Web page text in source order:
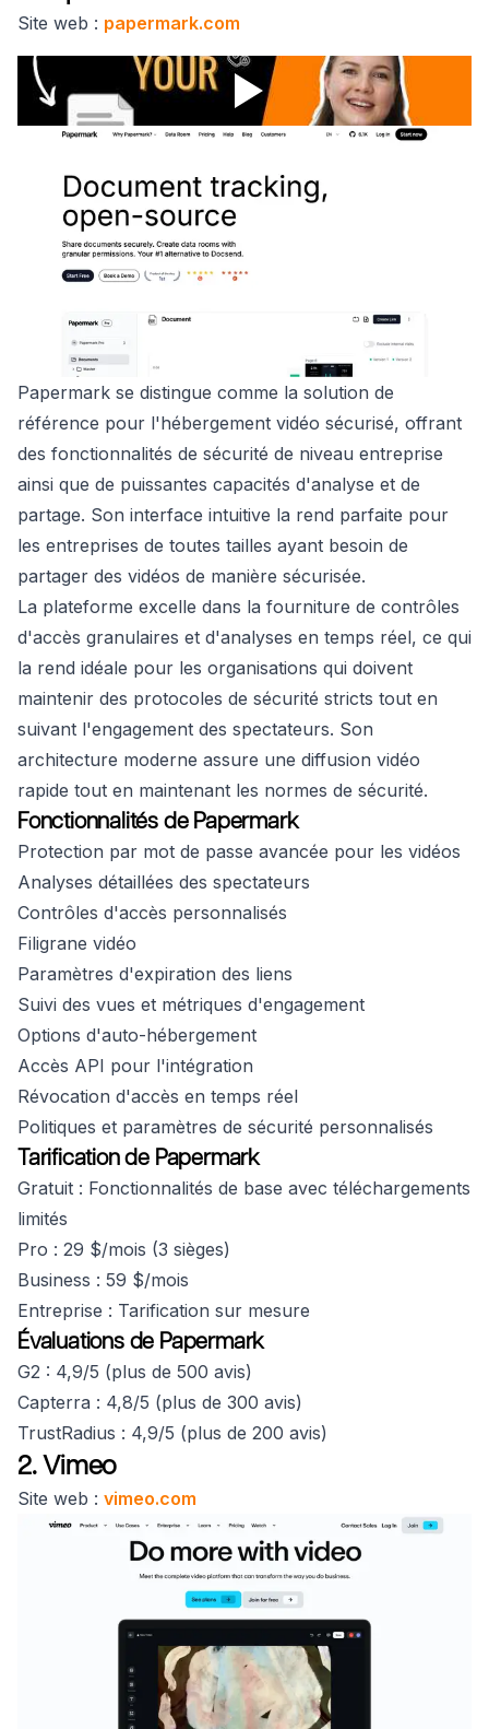
Site web : papermark.com
Papermark se distingue comme la solution de
référence pour l'hébergement vidéo sécurisé, offrant
des fonctionnalités de sécurité de niveau entreprise
ainsi que de puissantes capacités d'analyse et de
partage. Son interface intuitive la rend parfaite pour
les entreprises de toutes tailles ayant besoin de
partager des vidéos de manière sécurisée.
La plateforme excelle dans la fourniture de contrôles
d'accès granulaires et d'analyses en temps réel, ce qui
la rend idéale pour les organisations qui doivent
maintenir des protocoles de sécurité stricts tout en
suivant l'engagement des spectateurs. Son
architecture moderne assure une diffusion vidéo
rapide tout en maintenant les normes de sécurité.
Fonctionnalités de Papermark
Protection par mot de passe avancée pour les vidéos
Analyses détaillées des spectateurs
Contrôles d'accès personnalisés
Filigrane vidéo
Paramètres d'expiration des liens
Suivi des vues et métriques d'engagement
Options d'auto-hébergement
Accès API pour l'intégration
Révocation d'accès en temps réel
Politiques et paramètres de sécurité personnalisés
Tarification de Papermark
Gratuit : Fonctionnalités de base avec téléchargements
limités
Pro : 29 $/mois (3 sièges)
Business : 59 $/mois
Entreprise : Tarification sur mesure
Évaluations de Papermark
G2 : 4,9/5 (plus de 500 avis)
Capterra : 4,8/5 (plus de 300 avis)
TrustRadius : 4,9/5 (plus de 200 avis)
2. Vimeo
Site web : vimeo.com